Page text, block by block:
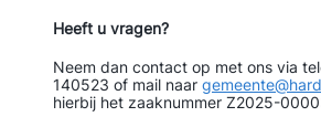
Heeft u vragen?
Neem dan contact op met ons via
140523 of mail naar
hierbij het zaaknummer Z2025-